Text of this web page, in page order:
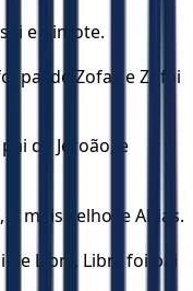
e Aimote.
pai de Zofai, e Zofai
de Jeroão, e
o mais velho, e Abias.
de Libni, Libni foi pai